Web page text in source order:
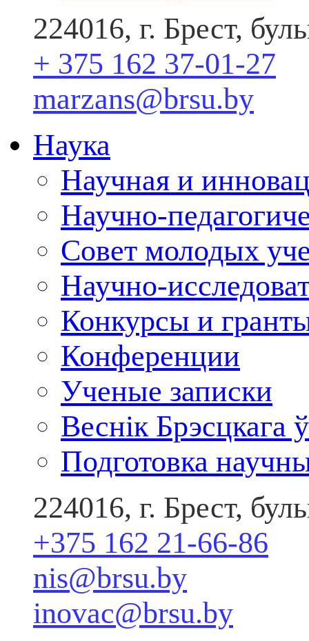
224016, г. Брест,
+ 375 162 37-01-27
marzans@brsu.by
Наука
Научная и
Научно-
Совет молодых
Научно-
Конкурсы и
Конференции
Ученые записки
Веснік Брэсцкага
Подготовка
224016, г. Брест,
+375 162 21-66-86
nis@brsu.by
inovac@brsu.by